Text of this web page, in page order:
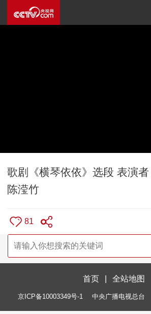
歌剧《横琴依依》选段 表演
陈滢竹
81
首页 全站地图
京ICP备10003349号-1 中央广播电视总台